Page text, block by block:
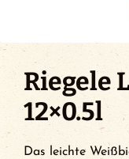
Riegele
12×0.5l
Das leichte